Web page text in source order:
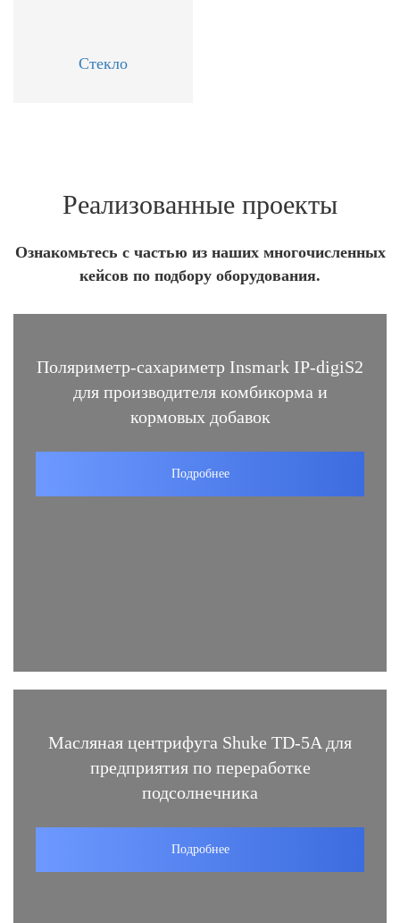
Стекло
Реализованные проекты
Ознакомьтесь с частью из наших многочисленных
кейсов по подбору оборудования.
Поляриметр-сахариметр Insmark IP-digiS2
для производителя комбикорма и
кормовых добавок
Подробнее
Масляная центрифуга Shuke TD-5A для
предприятия по переработке
подсолнечника
Подробнее